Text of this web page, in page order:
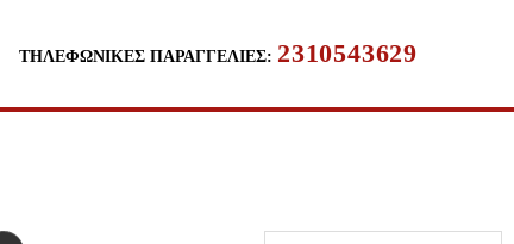
ΤΗΛΕΦΩΝΙΚΈΣ ΠΑΡΑΓΓΕΛΊΕΣ: 2310543629